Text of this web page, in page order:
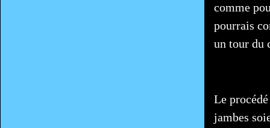
comme
pourrais
un tour du
Le
jambes